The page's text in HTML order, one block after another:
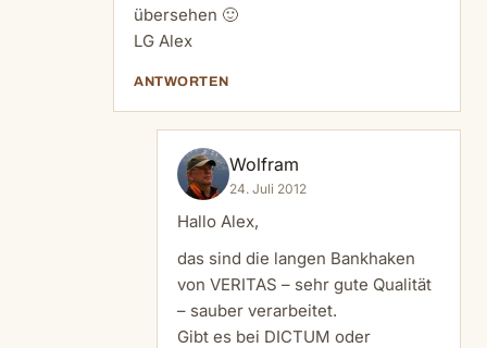
übersehen 🙂
LG Alex
ANTWORTEN
Wolfram
24. Juli 2012
Hallo Alex,
das sind die langen Bankhaken
von VERITAS – sehr gute Qualität
– sauber verarbeitet.
Gibt es bei DICTUM oder